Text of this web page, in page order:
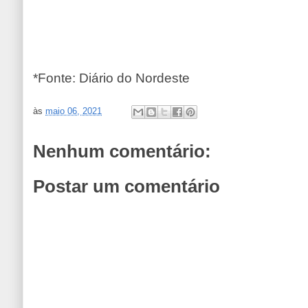
*Fonte: Diário do Nordeste
às maio 06, 2021
Nenhum comentário:
Postar um comentário